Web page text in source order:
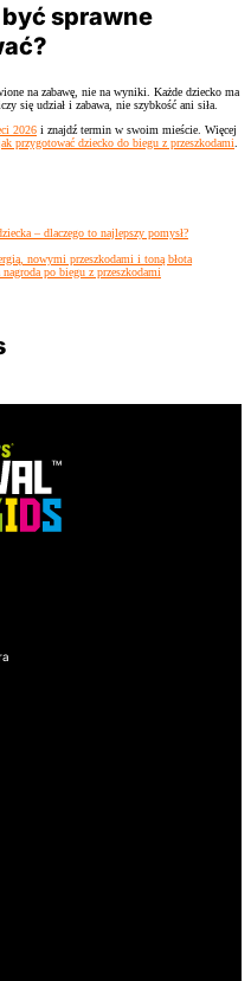
sprawne
na zabawę, nie na wyniki. Każde dziecko ma
się udział i zabawa, nie szybkość ani siła.
2026 i znajdź termin w swoim mieście. Więcej
przygotować dziecko do biegu z przeszkodami
– dlaczego to najlepszy pomysł?
nowymi przeszkodami i toną błota
po biegu z przeszkodami